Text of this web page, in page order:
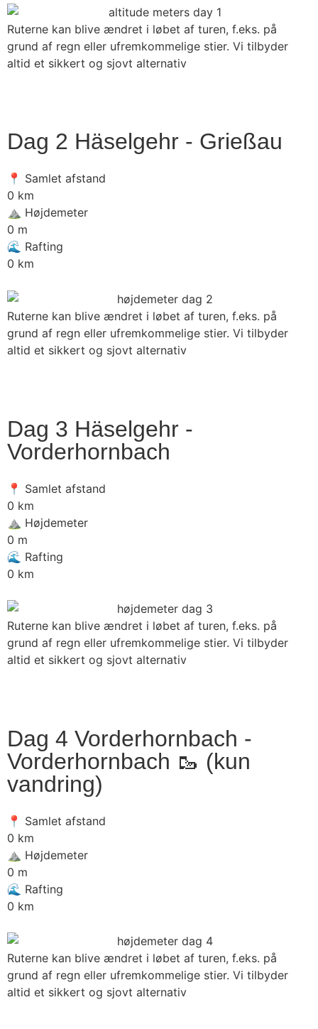
Ruterne kan blive ændret i løbet af turen, f.eks. på
grund af regn eller ufremkommelige stier. Vi tilbyder
altid et sikkert og sjovt alternativ
Dag 2 Häselgehr - Grießau
📍 Samlet afstand
0 km
⛰️ Højdemeter
0 m
🌊 Rafting
0 km
Ruterne kan blive ændret i løbet af turen, f.eks. på
grund af regn eller ufremkommelige stier. Vi tilbyder
altid et sikkert og sjovt alternativ
Dag 3 Häselgehr -
Vorderhornbach
📍 Samlet afstand
0 km
⛰️ Højdemeter
0 m
🌊 Rafting
0 km
Ruterne kan blive ændret i løbet af turen, f.eks. på
grund af regn eller ufremkommelige stier. Vi tilbyder
altid et sikkert og sjovt alternativ
Dag 4 Vorderhornbach -
Vorderhornbach 🥾 (kun
vandring)
📍 Samlet afstand
0 km
⛰️ Højdemeter
0 m
🌊 Rafting
0 km
Ruterne kan blive ændret i løbet af turen, f.eks. på
grund af regn eller ufremkommelige stier. Vi tilbyder
altid et sikkert og sjovt alternativ